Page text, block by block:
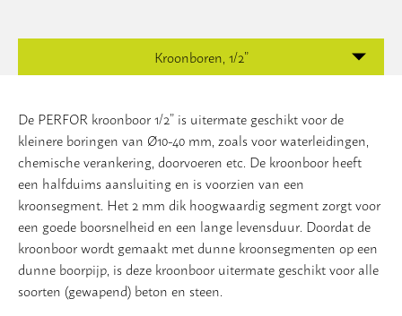
Kroonboren, 1/2”
De PERFOR kroonboor 1/2” is uitermate geschikt voor de
kleinere boringen van Ø10-40 mm, zoals voor waterleidingen,
chemische verankering, doorvoeren etc. De kroonboor heeft
een halfduims aansluiting en is voorzien van een
kroonsegment. Het 2 mm dik hoogwaardig segment zorgt voor
een goede boorsnelheid en een lange levensduur. Doordat de
kroonboor wordt gemaakt met dunne kroonsegmenten op een
dunne boorpijp, is deze kroonboor uitermate geschikt voor alle
soorten (gewapend) beton en steen.